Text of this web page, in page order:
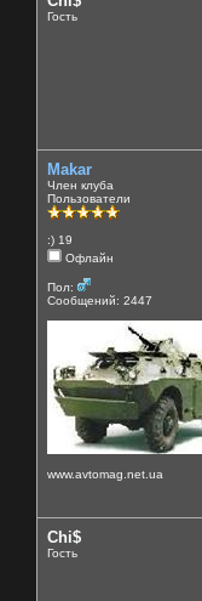
Гость
Makar
Член клуба
Пользователи
:) 19
Офлайн
Пол:
Сообщений: 2447
www.avtomag.net.ua
Chi$
Гость